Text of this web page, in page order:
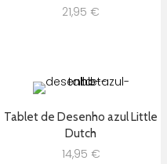
21,95 €
Tablet de Desenho azul Little
Dutch
14,95 €